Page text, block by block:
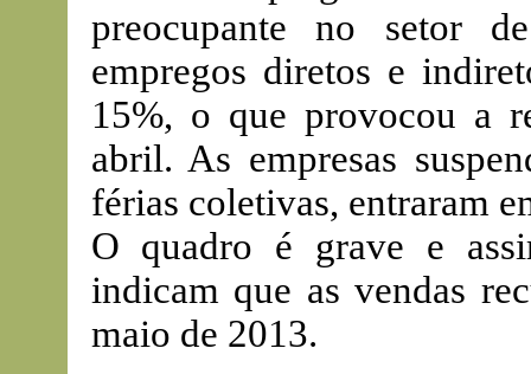
preocupante no setor
empregos diretos e
15%, o que provocou a
abril. As empresas
férias coletivas, entraram
O quadro é grave e
indicam que as vendas
maio de 2013.